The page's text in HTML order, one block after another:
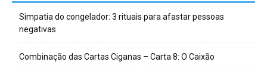
Simpatia do congelador: 3 rituais para afastar pessoas
negativas
Combinação das Cartas Ciganas – Carta 8: O Caixão